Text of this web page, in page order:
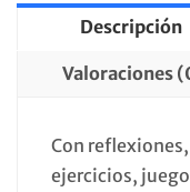
Descripción
Valoraciones
Con
ejercicios,